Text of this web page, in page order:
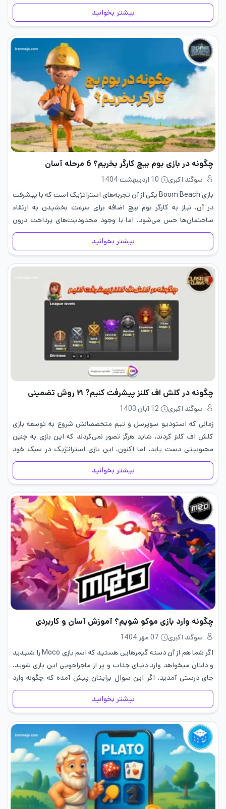
درنتیجه باید…
بیشتر بخوانید
چگونه در بازی بوم بیچ کارگر بخریم؟ 6 مرحله آسان
سوگند اکبری
10 اردیبهشت 1404
بازی Boom Beach یکی از آن تجربه‌های استراتژیک است که با پیشرفت
در آن، نیاز به کارگر بوم بیچ اضافه برای سرعت بخشیدن به ارتقاء
ساختمان‌ها حس می‌شود. اما با وجود محدودیت‌های پرداخت درون‌
برنامه‌ای برای برخی کشورها، خرید این…
بیشتر بخوانید
چگونه در کلش اف کلنز پیشرفت کنیم? ۲۱ روش تضمینی
سوگند اکبری
12 آبان 1403
زمانی که استودیو سوپرسل و تیم متخصصانش شروع به توسعه بازی
کلش اف کلنز کردند، شاید هرگز تصور نمی‌کردند که این بازی به چنین
محبوبیتی دست یابد. اما اکنون، این بازی استراتژیک در سبک خود
بی‌رقیب است! برای اینکه شما…
بیشتر بخوانید
چگونه وارد بازی موکو شویم؟ آموزش آسان و کاربردی
سوگند اکبری
07 مهر 1404
اگر شما هم از آن دسته گیمرهایی هستید که اسم بازی Moco را شنیدید
و دلتان میخواهد وارد دنیای جذاب و پر از ماجراجویی این بازی شوید،
جای درستی آمدید. اگر این سوال برایتان پیش آمده که چگونه وارد
بازی…
بیشتر بخوانید